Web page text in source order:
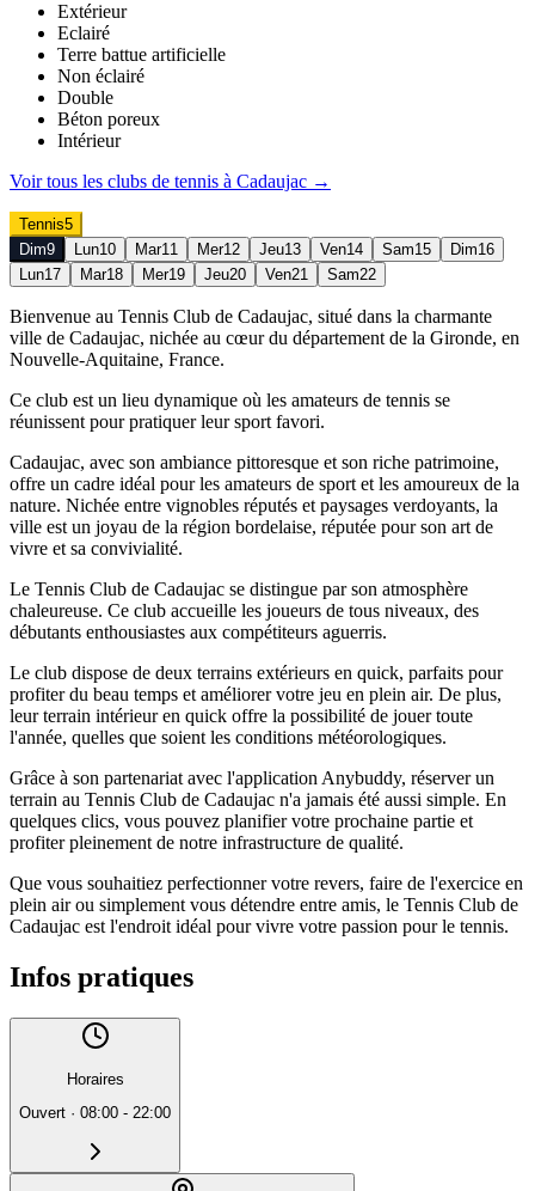
Extérieur
Eclairé
Terre battue artificielle
Non éclairé
Double
Béton poreux
Intérieur
Voir tous les clubs de tennis à Cadaujac →
Tennis5
Dim9 Lun10 Mar11 Mer12 Jeu13 Ven14 Sam15 Dim16
Lun17 Mar18 Mer19 Jeu20 Ven21 Sam22
Bienvenue au Tennis Club de Cadaujac, situé dans la charmante
ville de Cadaujac, nichée au cœur du département de la Gironde, en
Nouvelle-Aquitaine, France.
Ce club est un lieu dynamique où les amateurs de tennis se
réunissent pour pratiquer leur sport favori.
Cadaujac, avec son ambiance pittoresque et son riche patrimoine,
offre un cadre idéal pour les amateurs de sport et les amoureux de la
nature. Nichée entre vignobles réputés et paysages verdoyants, la
ville est un joyau de la région bordelaise, réputée pour son art de
vivre et sa convivialité.
Le Tennis Club de Cadaujac se distingue par son atmosphère
chaleureuse. Ce club accueille les joueurs de tous niveaux, des
débutants enthousiastes aux compétiteurs aguerris.
Le club dispose de deux terrains extérieurs en quick, parfaits pour
profiter du beau temps et améliorer votre jeu en plein air. De plus,
leur terrain intérieur en quick offre la possibilité de jouer toute
l'année, quelles que soient les conditions météorologiques.
Grâce à son partenariat avec l'application Anybuddy, réserver un
terrain au Tennis Club de Cadaujac n'a jamais été aussi simple. En
quelques clics, vous pouvez planifier votre prochaine partie et
profiter pleinement de notre infrastructure de qualité.
Que vous souhaitiez perfectionner votre revers, faire de l'exercice en
plein air ou simplement vous détendre entre amis, le Tennis Club de
Cadaujac est l'endroit idéal pour vivre votre passion pour le tennis.
Infos pratiques
Horaires
Ouvert · 08:00 - 22:00